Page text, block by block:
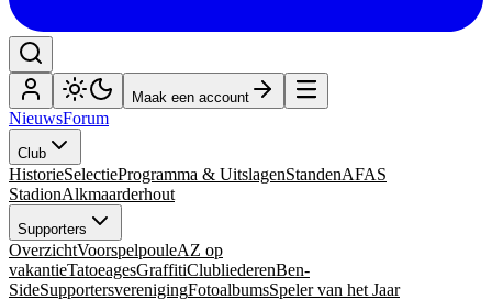
Maak een account
NieuwsForum
Club
HistorieSelectieProgramma & UitslagenStandenAFAS
StadionAlkmaarderhout
Supporters
OverzichtVoorspelpouleAZ op
vakantieTatoeagesGraffitiClubliederenBen-
SideSupportersverenigingFotoalbumsSpeler van het Jaar